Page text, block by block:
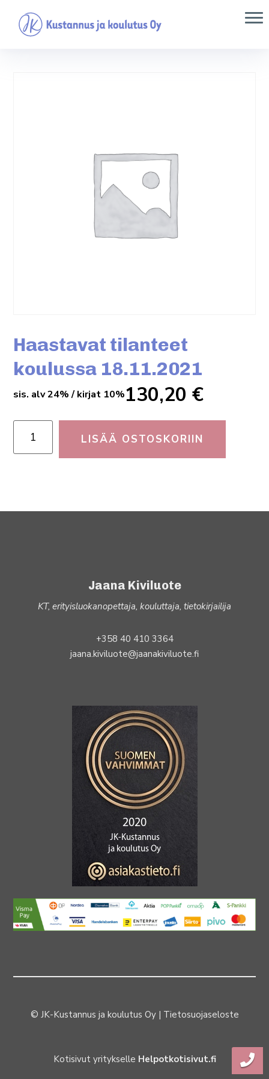
Haastavat tilanteet
koulussa 18.11.2021
130,20€
sis. alv 24% / kirjat 10%
LISÄÄ OSTOSKORIIN
Jaana Kiviluote
KT, erityisluokanopettaja, kouluttaja, tietokirjailija
+358 40 410 3364
jaana.kiviluote@jaanakiviluote.fi
© JK-Kustannus ja koulutus Oy | Tietosuojaseloste
Kotisivut yritykselle Helpotkotisivut.fi